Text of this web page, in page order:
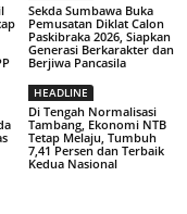
Sekda Sumbawa Buka
Pemusatan Diklat Calon
Paskibraka 2026, Siapkan
Generasi Berkarakter dan
Berjiwa Pancasila
HEADLINE
Di Tengah Normalisasi
Tambang, Ekonomi NTB
Tetap Melaju, Tumbuh
7,41 Persen dan Terbaik
Kedua Nasional